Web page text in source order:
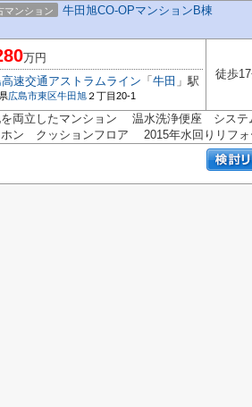
マンション 牛田旭CO-OPマンションB棟
万円
高速交通アストラムライン 「 牛田 」駅
広島市東区牛田旭 ２丁目20-1
徒歩
を両立したマンション 温水洗浄便座 シス
ン クッションフロア 2015年水回りリフォ